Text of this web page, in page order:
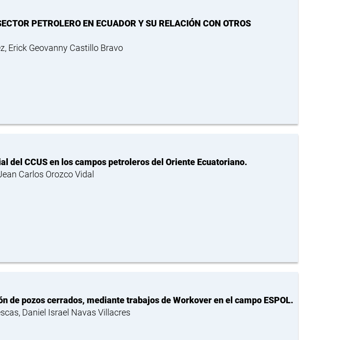
PETROLERO EN ECUADOR Y SU RELACIÓN CON OTROS
Erick Geovanny Castillo Bravo
del CCUS en los campos petroleros del Oriente Ecuatoriano.
Carlos Orozco Vidal
de pozos cerrados, mediante trabajos de Workover en el campo ESPOL.
Daniel Israel Navas Villacres